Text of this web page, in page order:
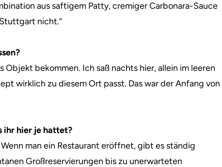
aus saftigem Patty, cremiger Carbonara-Sauce
nicht.“
Objekt bekommen. Ich saß nachts hier, allein im leeren
wirklich zu diesem Ort passt. Das war der Anfang von
ihr hier je hattet?
man ein Restaurant eröffnet, gibt es ständig
Großreservierungen bis zu unerwarteten